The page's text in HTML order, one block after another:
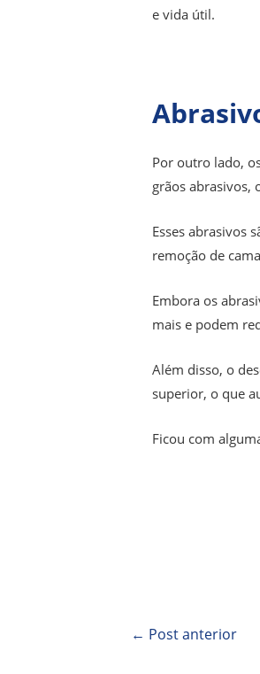
e vida útil.
Por outro lado,
grãos abrasivos,
Esses abrasivos
remoção de
Embora os
mais e podem
Além disso, o
superior, o que
Ficou com
← Post anterior